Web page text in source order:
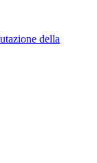
della